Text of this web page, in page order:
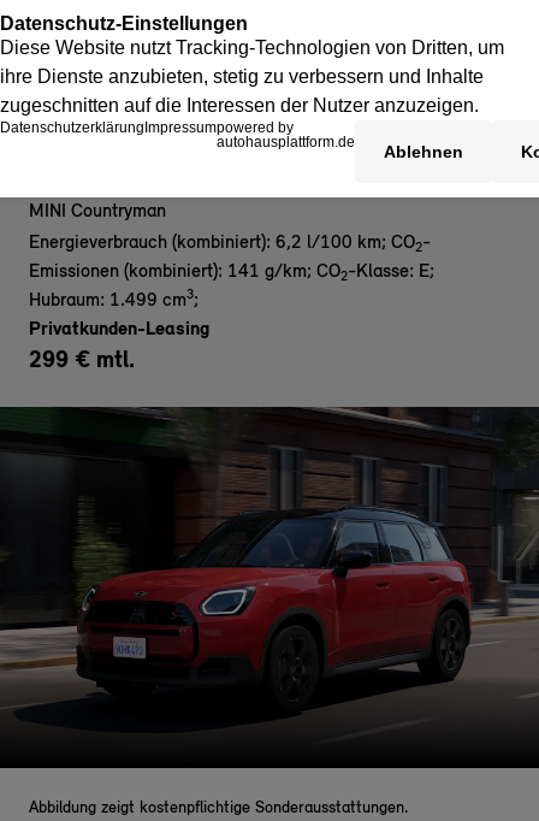
MINI Countryman
Energieverbrauch (kombiniert): 6,2 l/100 km; CO2-
Emissionen (kombiniert): 141 g/km; CO2-Klasse: E;
Hubraum: 1.499 cm3;
Privatkunden-Leasing
299 € mtl.
Abbildung zeigt kostenpflichtige Sonderausstattungen.